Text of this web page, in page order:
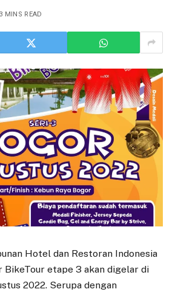
3 MINS READ
Hotel dan Restoran Indonesia
BikeTour etape 3 akan digelar di
2022. Serupa dengan